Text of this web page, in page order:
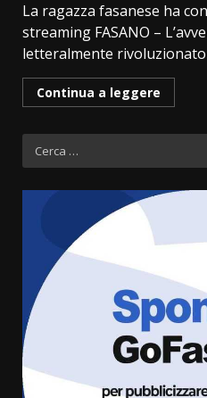
La ragazza fasanese ha
streaming FASANO –
letteralmente
Continua a leggere
Ricerca
per:
Grazia
cittadina di
pronta a
comunale